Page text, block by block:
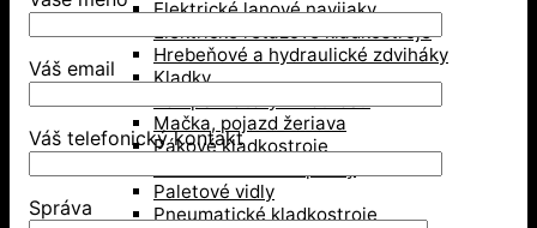
Elektrické lanové navijaky
Elektrické reťazové kladkostroje
Hrebeňové a hydraulické zdviháky
Kladky
Kompenzátory hmotnosti
Mačka, pojazd žeriava
Pákové kladkostroje
Paletové vidly
Pneumatické kladkostroje
Váš email
Váš telefonický kontakt
Správa